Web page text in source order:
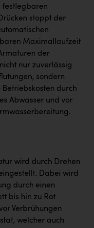
festlegbaren
stoppt der
Maximallaufzeit
der
nur zuverlässig
sondern
durch
Abwasser und vor
wird durch Drehen
Dabei wird
durch einen
bis hin zu Rot
Verbrühungen
welcher auch